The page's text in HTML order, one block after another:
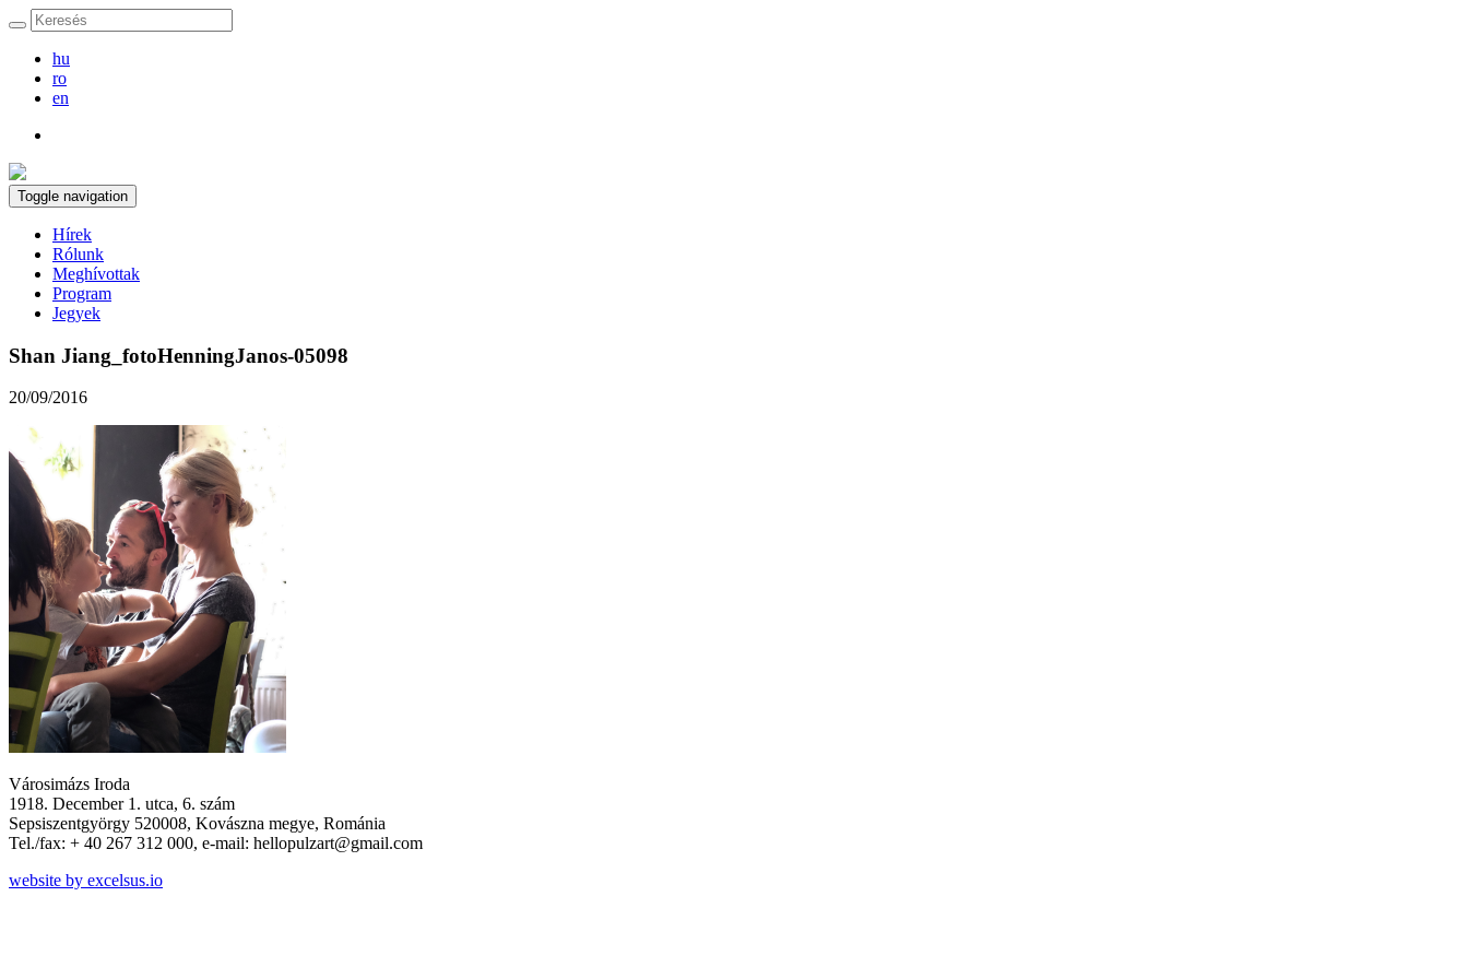
hu
ro
en
Toggle navigation
Hírek
Rólunk
Meghívottak
Program
Jegyek
Shan Jiang_fotoHenningJanos-05098
20/09/2016
Városimázs Iroda
1918. December 1. utca, 6. szám
Sepsiszentgyörgy 520008, Kovászna megye, Románia
Tel./fax: + 40 267 312 000, e-mail: hellopulzart@gmail.com
website by excelsus.io